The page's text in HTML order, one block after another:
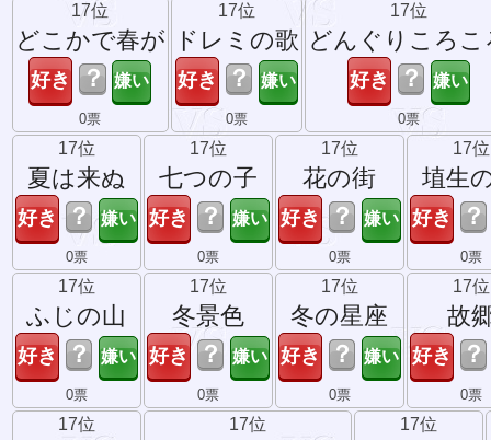
17位
どこかで春が
？
0票
17位
ドレミの歌
？
0票
17位
どんぐりころこ
？
0票
17位
夏は来ぬ
？
0票
17位
七つの子
？
0票
17位
花の街
？
0票
17位
埴生
？
0票
17位
ふじの山
？
0票
17位
冬景色
？
0票
17位
冬の星座
？
0票
17位
故
？
0票
17位 17位 17位